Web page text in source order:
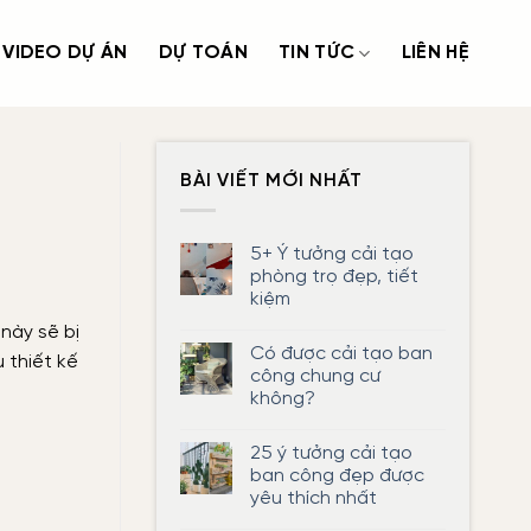
VIDEO DỰ ÁN DỰ TOÁN TIN TỨC LIÊN HỆ
sẽ bị
thiết kế
BÀI VIẾT MỚI NHẤT
5+ Ý tưởng cải tạo
phòng trọ đẹp, tiết
kiệm
bình
luận
ở
5+
cải
tạo
phòng
trọ
đẹp,
Có được cải tạo ban
công chung cư
không?
bình
luận
ở
Có
25 ý tưởng cải tạo
ban công đẹp được
yêu thích nhất